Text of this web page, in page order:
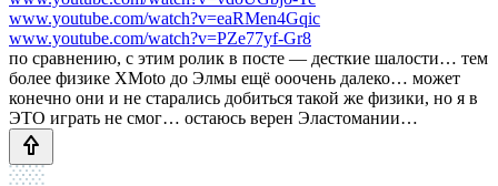
www.youtube.com/watch?v=eaRMen4Gqic
www.youtube.com/watch?v=PZe77yf-Gr8
по сравнению, с этим ролик в посте — десткие шалости… тем
более физике XMoto до Элмы ещё ооочень далеко… может
конечно они и не старались добиться такой же физики, но я в
ЭТО играть не смог… остаюсь верен Эластомании…